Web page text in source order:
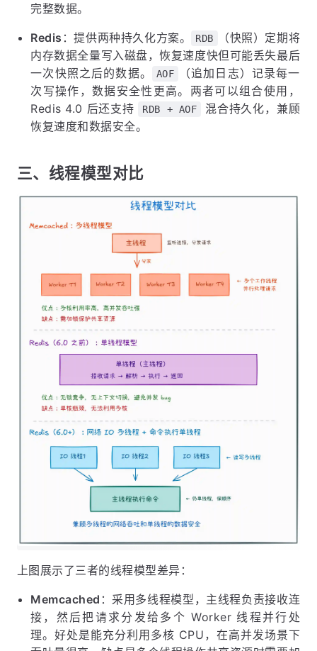
完整数据。
Redis ：提供两种持久化方案。 RDB
（快照）定期将
内存数据全量写入磁盘，恢复速度快但可能丢失最后
一次快照之后的数据。
AOF
（追加日志）记录每一
次写操作，数据安全性更高。两者可以组合使用，
Redis 4.0 后还支持
RDB + AOF
混合持久化，兼顾
恢复速度和数据安全。
三、线程模型对比
上图展示了三者的线程模型差异：
Memcached ：采用多线程模型，主线程负责接收连
接，然后把请求分发给多个 Worker 线程并行处
理。好处是能充分利用多核 CPU，在高并发场景下